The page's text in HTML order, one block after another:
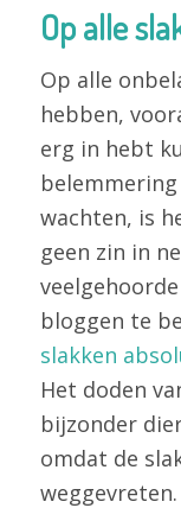
Op alle
Op alle
hebben,
erg in hebt
wachten, is
geen zin in
bloggen te
slakken
Het doden
bijzonder
omdat de